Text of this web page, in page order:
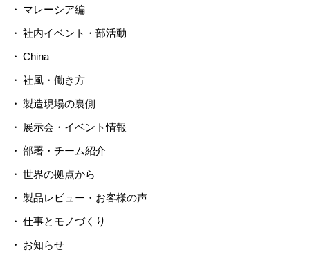
マレーシア編
社内イベント・部活動
China
社風・働き方
製造現場の裏側
展示会・イベント情報
部署・チーム紹介
世界の拠点から
製品レビュー・お客様の声
仕事とモノづくり
お知らせ